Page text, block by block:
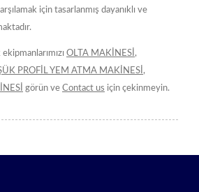
için tasarlanmış dayanıklı ve
OLTA MAKİNESİ ,
PROFİL YEM ATMA MAKİNESİ ,
görün ve Contact us için çekinmeyin.